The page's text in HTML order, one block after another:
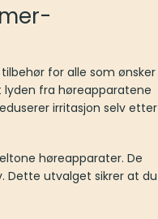
for alle som ønsker
lyden fra høreapparatene
irritasjon selv etter
høreapparater. De
Dette utvalget sikrer at du